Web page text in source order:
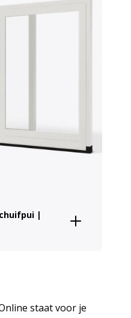
|
staat voor je